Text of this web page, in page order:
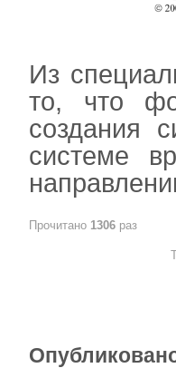
Из
то, что
создания
системе
Прочитано 1306 раз